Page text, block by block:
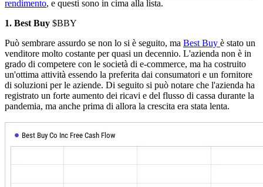
rendimento, e questi sono in cima alla lista.
1. Best Buy $BBY
Può sembrare assurdo se non lo si è seguito, ma Best Buy è stato un
venditore molto costante per quasi un decennio. L'azienda non è in
grado di competere con le società di e-commerce, ma ha costruito
un'ottima attività essendo la preferita dai consumatori e un fornitore
di soluzioni per le aziende. Di seguito si può notare che l'azienda ha
registrato un forte aumento dei ricavi e del flusso di cassa durante la
pandemia, ma anche prima di allora la crescita era stata lenta.